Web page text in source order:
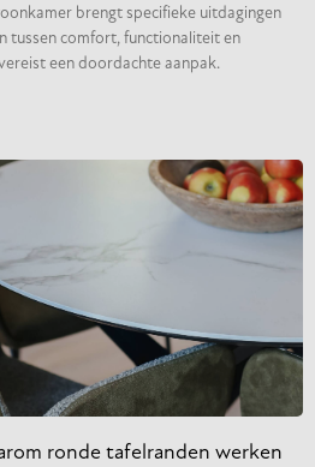
brengt specifieke uitdagingen
tussen comfort, functionaliteit en
een doordachte aanpak.
ronde tafelranden werken